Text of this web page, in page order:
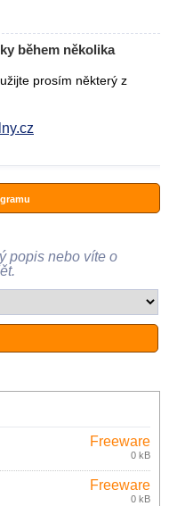
během několika
prosím některý z
popis nebo víte o
Freeware
0 kB
Freeware
0 kB